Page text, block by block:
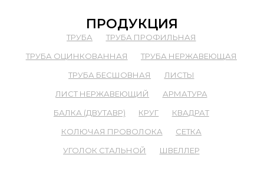
ПРОДУКЦИЯ
ТРУБА
ТРУБА ПРОФИЛЬНАЯ
ТРУБА ОЦИНКОВАННАЯ
ТРУБА НЕРЖАВЕЮЩАЯ
ТРУБА БЕСШОВНАЯ
ЛИСТЫ
ЛИСТ НЕРЖАВЕЮЩИЙ
АРМАТУРА
БАЛКА (ДВУТАВР)
КРУГ
КВАДРАТ
КОЛЮЧАЯ ПРОВОЛОКА
СЕТКА
УГОЛОК СТАЛЬНОЙ
ШВЕЛЛЕР